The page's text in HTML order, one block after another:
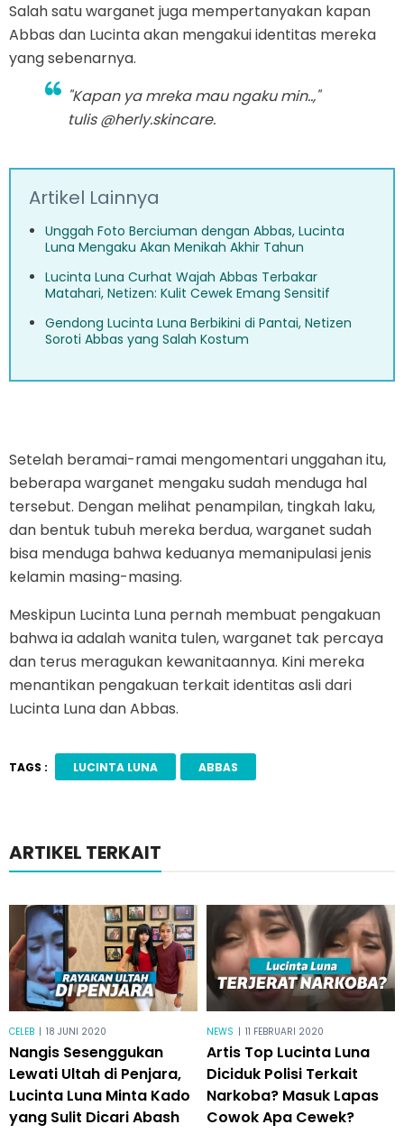
Salah satu warganet juga mempertanyakan kapan
Abbas dan Lucinta akan mengakui identitas mereka
yang sebenarnya.
"Kapan ya mreka mau ngaku min..,"
tulis @herly.skincare.
Artikel Lainnya
Unggah Foto Berciuman dengan Abbas, Lucinta
Luna Mengaku Akan Menikah Akhir Tahun
Lucinta Luna Curhat Wajah Abbas Terbakar
Matahari, Netizen: Kulit Cewek Emang Sensitif
Gendong Lucinta Luna Berbikini di Pantai, Netizen
Soroti Abbas yang Salah Kostum
Setelah beramai-ramai mengomentari unggahan itu,
beberapa warganet mengaku sudah menduga hal
tersebut. Dengan melihat penampilan, tingkah laku,
dan bentuk tubuh mereka berdua, warganet sudah
bisa menduga bahwa keduanya memanipulasi jenis
kelamin masing-masing.
Meskipun Lucinta Luna pernah membuat pengakuan
bahwa ia adalah wanita tulen, warganet tak percaya
dan terus meragukan kewanitaannya. Kini mereka
menantikan pengakuan terkait identitas asli dari
Lucinta Luna dan Abbas.
TAGS : LUCINTA LUNA ABBAS
ARTIKEL TERKAIT
CELEB | 18 JUNI 2020
Nangis Sesenggukan
Lewati Ultah di Penjara,
Lucinta Luna Minta Kado
yang Sulit Dicari Abash
NEWS | 11 FEBRUARI 2020
Artis Top Lucinta Luna
Diciduk Polisi Terkait
Narkoba? Masuk Lapas
Cowok Apa Cewek?